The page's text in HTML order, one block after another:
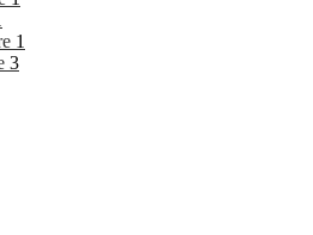
1
3